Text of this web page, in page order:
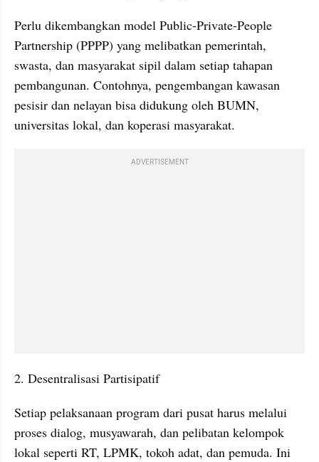
Perlu dikembangkan model Public-Private-People
Partnership (PPPP) yang melibatkan pemerintah,
swasta, dan masyarakat sipil dalam setiap tahapan
pembangunan. Contohnya, pengembangan kawasan
pesisir dan nelayan bisa didukung oleh BUMN,
universitas lokal, dan koperasi masyarakat.
ADVERTISEMENT
2. Desentralisasi Partisipatif
Setiap pelaksanaan program dari pusat harus melalui
proses dialog, musyawarah, dan pelibatan kelompok
lokal seperti RT, LPMK, tokoh adat, dan pemuda. Ini